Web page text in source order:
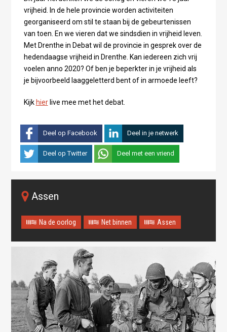
vrijheid. In de hele provincie worden activiteiten
georganiseerd om stil te staan bij de gebeurtenissen
van toen. En we vieren dat we sindsdien in vrijheid leven.
Met Drenthe in Debat wil de provincie in gesprek over de
hedendaagse vrijheid in Drenthe. Kan iedereen zich vrij
voelen anno 2020? Of ben je beperkter in je vrijheid als
je bijvoorbeeld laaggeletterd bent of in armoede leeft?
Kijk hierlive mee met het debat.
Deel op Facebook Deel in je netwerk
Deel op Twitter Deel met een vriend
Assen
Na de oorlog Net binnen Assen